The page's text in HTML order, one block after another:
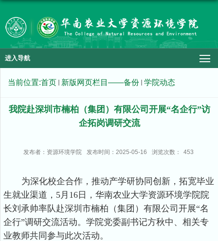
进入导航
当前位置:首页 新版网页栏目——备份 学院动态
我院赴深圳市楠柏（集团）有限公司开展“名企行”访
企拓岗调研交流
发布者：资源环境学院 发布时间：2025-05-16 浏览次数： 453
为深化校企合作，推动产学研协同创新，拓宽毕业
生就业渠道，5月16日，华南农业大学资源环境学院院
长刘承帅率队赴深圳市楠柏（集团）有限公司开展“名
企行”调研交流活动。学院党委副书记方秋中、相关专
业教师共同参与此次活动。